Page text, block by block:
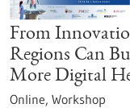
From
Regions Can
More Digital
Online, Workshop